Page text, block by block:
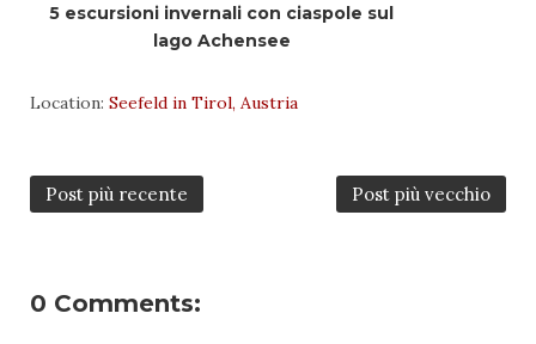
5 escursioni invernali con ciaspole sul
lago Achensee
Location: Seefeld in Tirol, Austria
Post più recente Post più vecchio
0 Comments: